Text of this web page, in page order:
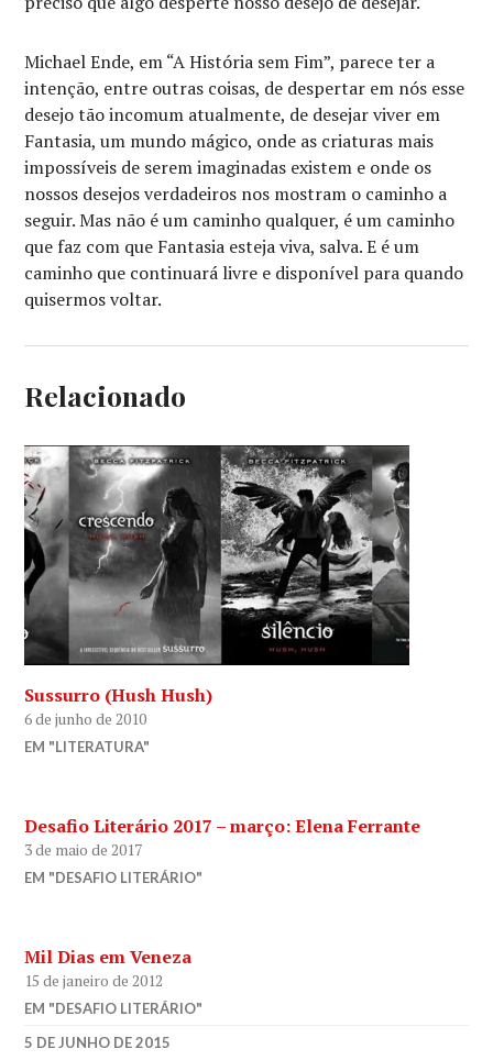
Michael Ende, em “A História sem Fim”, parece ter a
intenção, entre outras coisas, de despertar em nós esse
desejo tão incomum atualmente, de desejar viver em
Fantasia, um mundo mágico, onde as criaturas mais
impossíveis de serem imaginadas existem e onde os
nossos desejos verdadeiros nos mostram o caminho a
seguir. Mas não é um caminho qualquer, é um caminho
que faz com que Fantasia esteja viva, salva. E é um
caminho que continuará livre e disponível para quando
quisermos voltar.
Relacionado
Sussurro (Hush Hush)
6 de junho de 2010
EM "LITERATURA"
Desafio Literário 2017 – março: Elena Ferrante
3 de maio de 2017
EM "DESAFIO LITERÁRIO"
Mil Dias em Veneza
15 de janeiro de 2012
EM "DESAFIO LITERÁRIO"
SARAH
5 DE JUNHO DE 2015